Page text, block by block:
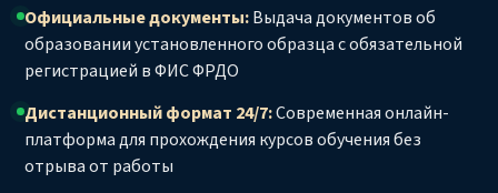
Официальные документы:Выдача документов об
образовании установленного образца с обязательной
регистрацией в ФИС ФРДО
Дистанционный формат 24/7:Современная онлайн-
платформа для прохождения курсов обучения без
отрыва от работы